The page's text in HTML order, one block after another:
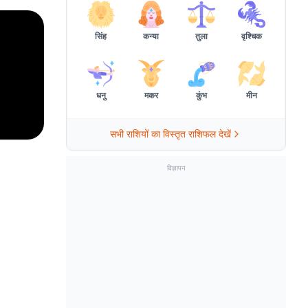
सिंह कन्या तुला वृश्चिक
धनु मकर कुंभ मीन
सभी राशियों का विस्तृत राशिफल देखें
विज्ञापन